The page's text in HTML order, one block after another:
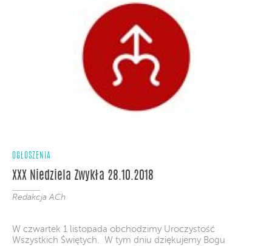
OGŁOSZENIA
XXX Niedziela Zwykła 28.10.2018
Redakcja ACh
W czwartek 1 listopada obchodzimy Uroczystość
Wszystkich Świętych. W tym dniu dziękujemy Bogu